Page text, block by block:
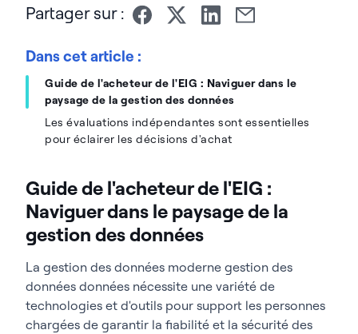
Partager sur :
Dans cet article :
Guide de l'acheteur de l'EIG : Naviguer dans le
paysage de la gestion des données
Les évaluations indépendantes sont essentielles
pour éclairer les décisions d'achat
Guide de l'acheteur de l'EIG :
Naviguer dans le paysage de la
gestion des données
La gestion des données moderne gestion des
données données nécessite une variété de
technologies et d'outils pour support les personnes
chargées de garantir la fiabilité et la sécurité des